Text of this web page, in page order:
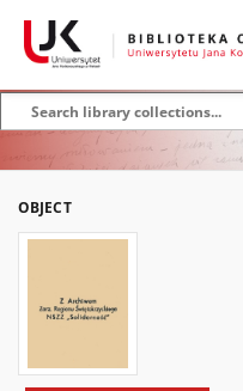
OBJECT